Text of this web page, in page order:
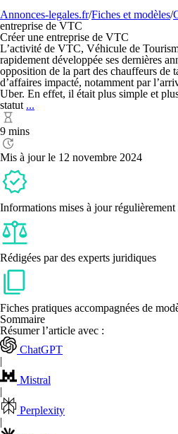
Annonces-legales.fr/Fiches et modèles/
entreprise de VTC
Créer une entreprise de VTC
L’activité de VTC, Véhicule de
rapidement développée ses dernières
opposition de la part des chauffeurs
d’affaires impacté, notamment par
Uber. En effet, il était plus simple et
statut ...
9 mins
Mis à jour le 12 novembre 2024
Informations mises à jour régulièrement
Rédigées par des experts juridiques
Fiches pratiques accompagnées de
Sommaire
Résumer l’article avec :
ChatGPT
|
Mistral
|
Perplexity
|